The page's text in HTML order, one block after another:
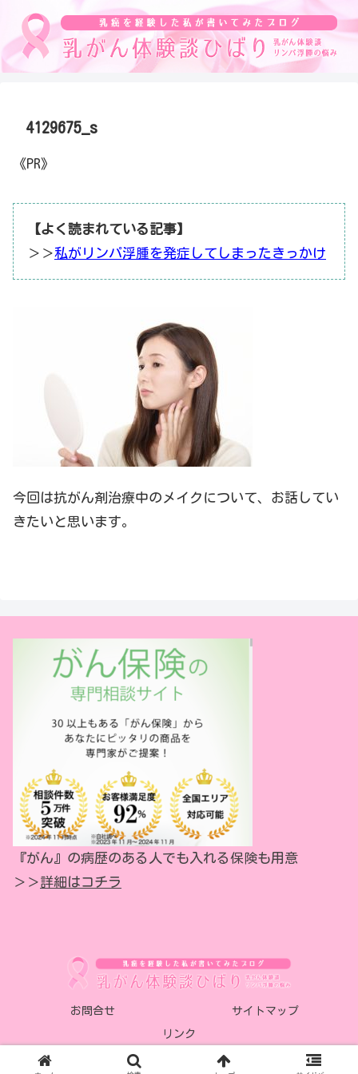
4129675_s
《PR》
【よく読まれている記事】
＞＞私がリンパ浮腫を発症してしまったきっかけ
今回は抗がん剤治療中のメイクについて、お話してい
きたいと思います。
『がん』の病歴のある人でも入れる保険も用意
＞＞詳細はコチラ
お問合せ サイトマップ
リンク
© 2018-2026 乳がん体験談 ひばり.